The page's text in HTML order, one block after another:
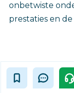
onbetwiste
prestaties en